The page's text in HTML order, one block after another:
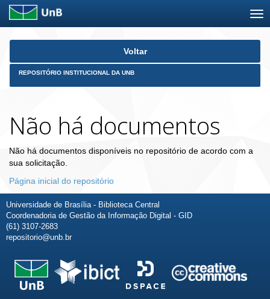
Skip
Voltar
REPOSITÓRIO INSTITUCIONAL DA UNB
Não há documentos
Não há documentos disponíveis no repositório de acordo com a
sua solicitação.
Página inicial do repositório
Universidade de Brasília - Biblioteca Central
Coordenadoria de Gestão da Informação Digital - GID
(61) 3107-2683
repositorio@unb.br